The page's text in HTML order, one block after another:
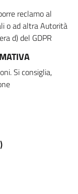
reclamo al
o ad altra Autorità
d) del GDPR
Si consiglia,